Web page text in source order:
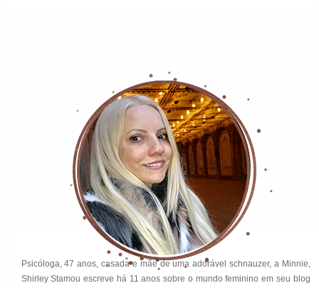
Psicóloga, 47 anos, casada e mãe de uma adorável schnauzer, a Minnie,
Shirley Stamou escreve há 11 anos sobre o mundo feminino em seu blog